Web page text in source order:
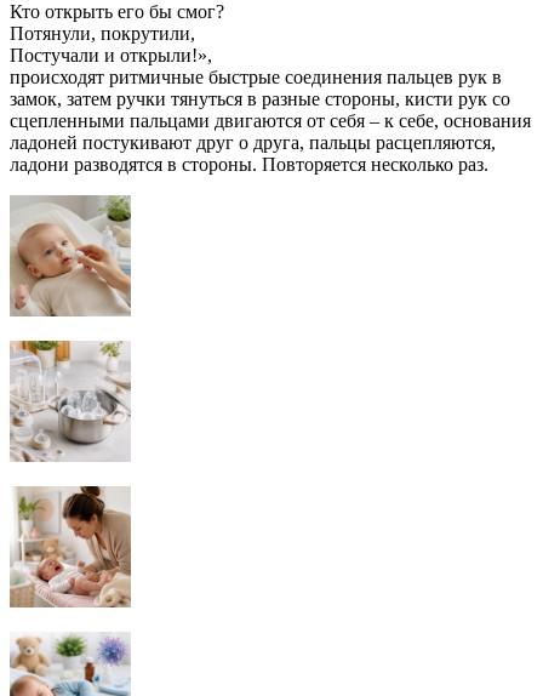
Кто открыть его бы смог?
Потянули, покрутили,
Постучали и открыли!»,
происходят ритмичные быстрые соединения пальцев рук в
замок, затем ручки тянуться в разные стороны, кисти рук со
сцепленными пальцами двигаются от себя – к себе, основания
ладоней постукивают друг о друга, пальцы расцепляются,
ладони разводятся в стороны. Повторяется несколько раз.